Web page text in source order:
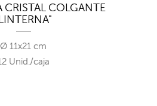
CRISTAL COLGANTE
Ø 11x21 cm
Unid./caja